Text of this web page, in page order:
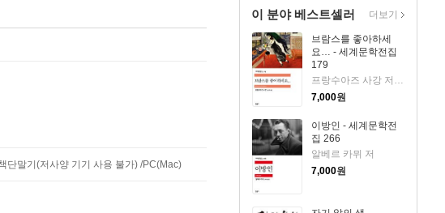
이 분야 베스트셀러
브람스를 좋아하세
요… - 세계문학전집
179
7,000원
이방인 - 세계문학전
집 266
알베르 카뮈 저
7,000원
더보기
단말기(저사양 기기 사용 불가) /PC(Mac)